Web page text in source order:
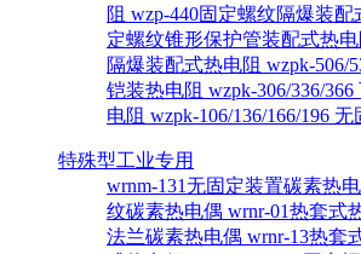
阻 wzp-440固定螺纹隔爆装配
定螺纹锥形保护管装配式热电
隔爆装配式热电阻 wzpk-506/
铠装热电阻 wzpk-306/336/
电阻 wzpk-106/136/166/196
特殊型工业专用
wrnm-131无固定装置碳素热
纹碳素热电偶 wrnr-01热套式
法兰碳素热电偶 wrnr-13热套